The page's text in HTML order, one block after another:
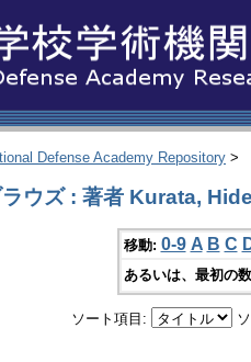
Defense Academy Repository >
ウズ : 著者 Kurata,
移動: 0-9 A B C
あるいは、最初の
ソート項目: